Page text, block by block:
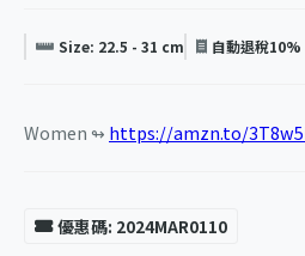
Size: 22.5 - 31 cm 自動退稅10%
Women ↬ https://amzn.to/
優惠碼: 2024MAR0110